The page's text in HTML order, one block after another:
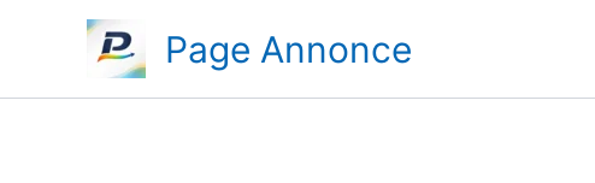
Page Annonce